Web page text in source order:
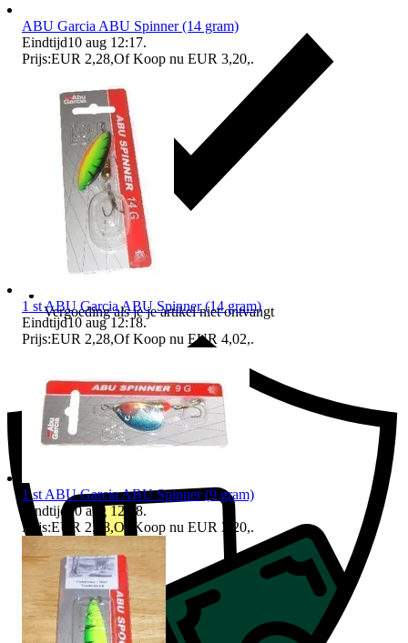
Vergoeding als je je artikel niet ontvangt
ABU Garcia ABU Spinner (14 gram)
Eindtijd10 aug 12:17.
Prijs:EUR 2,28,Of Koop nu EUR 3,20,.
1 st ABU Garcia ABU Spinner (14 gram)
Eindtijd10 aug 12:18.
Prijs:EUR 2,28,Of Koop nu EUR 4,02,.
1 st ABU Garcia ABU Spinner (9 gram)
Eindtijd
10 aug 12:18.
Prijs:EUR 2,28,Of Koop nu EUR 3,20,.